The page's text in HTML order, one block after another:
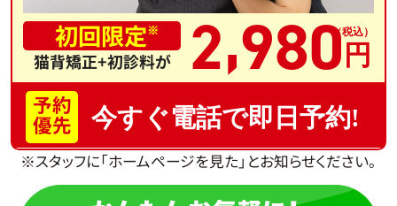
初回限定※
猫背矯正+初診料が 2,980
予約
優先 今すぐ電話で即日予約!
※スタッフに「ホームページを見た」とお知らせください。